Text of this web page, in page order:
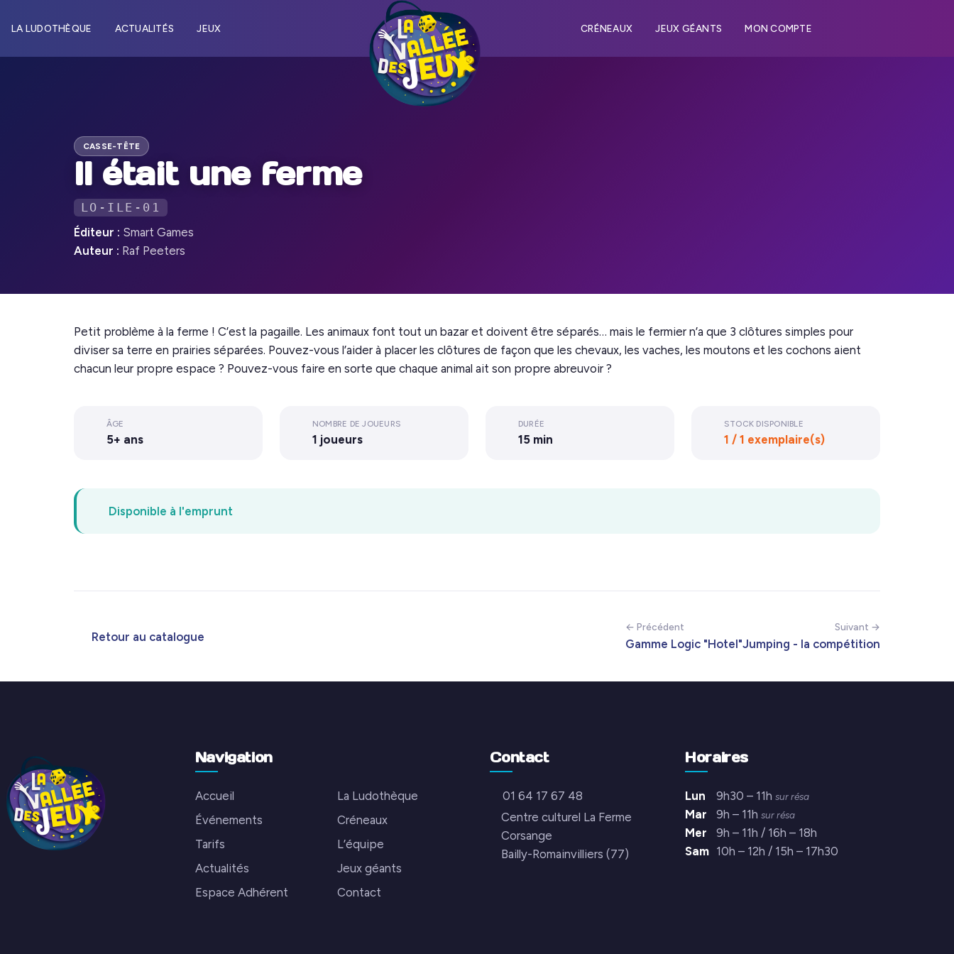
LA LUDOTHÈQUE ACTUALITÉS JEUX CRÉNEAUX JEUX GÉANTS MON COMPTE
CASSE-TÊTE
Il était une ferme
LO-ILE-01
Éditeur : Smart Games
Auteur : Raf Peeters
Petit problème à la ferme ! C’est la pagaille. Les animaux font tout un bazar et doivent être séparés… mais le fermier n’a que 3 clôtures simples pour
diviser sa terre en prairies séparées. Pouvez-vous l’aider à placer les clôtures de façon que les chevaux, les vaches, les moutons et les cochons aient
chacun leur propre espace ? Pouvez-vous faire en sorte que chaque animal ait son propre abreuvoir ?
ÂGE
5+ ans
NOMBRE DE JOUEURS
1 joueurs
DURÉE
15 min
STOCK DISPONIBLE
1 / 1 exemplaire(s)
Disponible à l'emprunt
Retour au catalogue
← Précédent
Gamme Logic "Hotel"
Suivant →
Jumping - la compétition
Navigation
Accueil
La Ludothèque
Événements
Créneaux
Tarifs
L’équipe
Actualités
Jeux géants
Espace Adhérent
Contact
Contact
01 64 17 67 48
Centre culturel La Ferme
Corsange
Bailly-Romainvilliers (77)
Horaires
Lun 9h30 – 11hsur résa
Mar 9h – 11hsur résa
Mer
9h – 11h / 16h – 18h
Sam 10h – 12h / 15h – 17h30